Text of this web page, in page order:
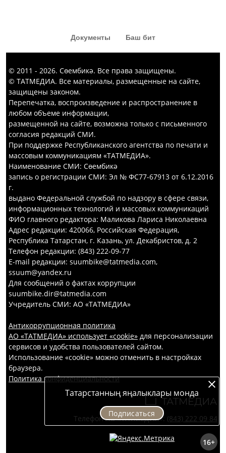
Татарстанның яңалыклары монда
Подписаться
Документы Баш бит
© 2011 - 2026. Сөембикә. Все права защищены.
© ТАТМЕДИА. Все материалы, размещенные на сайте,
защищены законом.
Перепечатка, воспроизведение и распространение в
любом объеме информации,
размещенной на сайте, возможна только с письменного
согласия редакций СМИ.
При поддержке Республиканского агентства по печати и
массовым коммуникациям «ТАТМЕДИА».
Наименование СМИ: Сөембикә
запись о регистрации СМИ: Эл № ФС77-67913 от 6.12.2016
г.
выдано Федеральной службой по надзору в сфере связи,
информационных технологий и массовых коммуникаций
ФИО главного редактора: Маликова Лариса Николаевна
Адрес редакции: 420066, Российская Федерация,
Республика Татарстан, г. Казань, ул. Декабристов, д. 2
Телефон редакции: (843) 222-09-77
E-mail редакции: suumbike@tatmedia.com,
ssuum@yandex.ru
Для сообщений о фактах коррупции
suumbike.dir@tatmedia.com
Учредитель СМИ: АО «ТАТМЕДИА»
Антикоррупционная политика
АО «ТАТМЕДИА» использует «cookie» для персонализации
сервисов и удобства пользователей сайтом.
Использование «cookie» можно отменить в настройках
браузера.
Политика конфиденциальности
Телефон АО «ТАТМЕДИА»: (843) 222 09 84
16+